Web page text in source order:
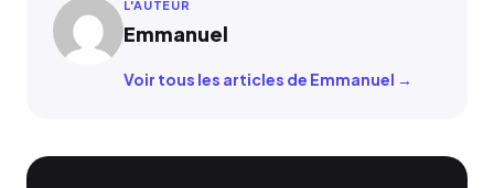
L'AUTEUR
Emmanuel
Voir tous les articles de Emmanuel →